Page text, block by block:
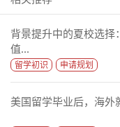
背景提升中的夏校选
值...
留学初识 申请规划
美国留学毕业后，海外